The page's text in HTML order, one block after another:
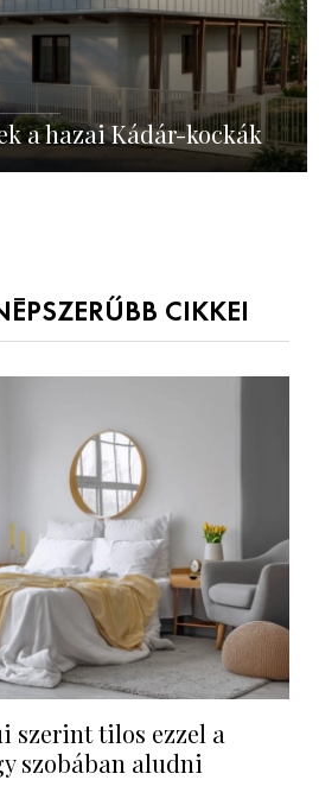
a hazai Kádár-kockák
CIKKEI
szerint tilos ezzel a
szobában aludni